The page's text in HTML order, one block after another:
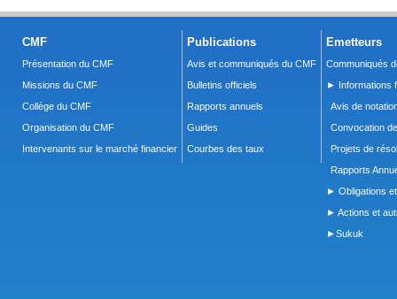
CMF
Présentation du CMF
Missions du CMF
Collège du CMF
Organisation du CMF
Intervenants sur le marché financier
Publications
Avis et communiqués du CMF
Bulletins officiels
Rapports annuels
Guides
Courbes des taux
Emetteurs
Communiqués
► Informations
Avis de
Convocation
Projets de
Rapports
► Obligations
► Actions et
►Sukuk